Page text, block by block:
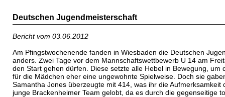
Deutschen Jugendmeisterschaft
Bericht vom 03.06.2012
Am Pfingstwochenende fanden in Wiesbaden die Deutschen
anders. Zwei Tage vor dem Mannschaftswettbewerb U 14 am
den Start gehen dürfen. Diese setzte alle Hebel in Bewegung,
für die Mädchen eher eine ungewohnte Spielweise. Doch sie
Samantha Jones überzeugte mit 414, was ihr die
junge Brackenheimer Team gelobt, da es durch die gegenseitige